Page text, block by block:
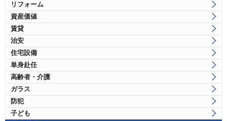
リフォーム
資産価値
賃貸
治安
住宅設備
単身赴任
高齢者・介護
ガラス
防犯
子ども